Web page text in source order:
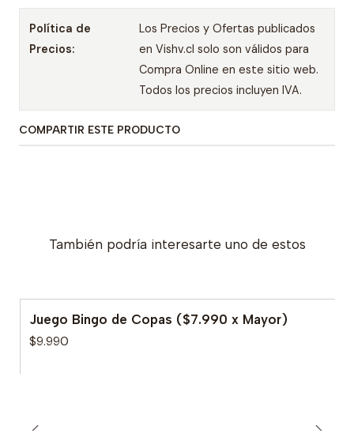
Política de
Precios:
Los Precios y Ofertas publicados
en Vishv.cl solo son válidos para
Compra Online en este sitio web.
Todos los precios incluyen IVA.
COMPARTIR ESTE PRODUCTO
También podría interesarte uno de estos
Juego Bingo de Copas ($7.990 x Mayor)
$9.990